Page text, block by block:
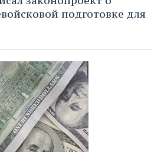
подготовке для